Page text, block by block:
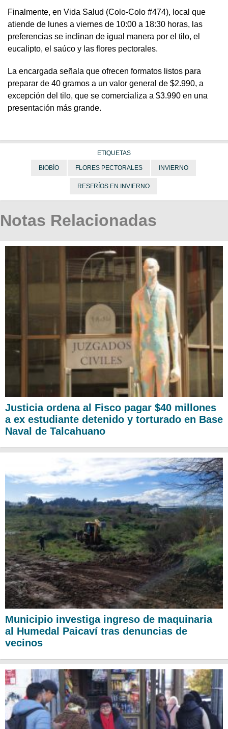
Finalmente, en Vida Salud (Colo-Colo #474), local que
atiende de lunes a viernes de 10:00 a 18:30 horas, las
preferencias se inclinan de igual manera por el tilo, el
eucalipto, el saúco y las flores pectorales.
La encargada señala que ofrecen formatos listos para
preparar de 40 gramos a un valor general de $2.990, a
excepción del tilo, que se comercializa a $3.990 en una
presentación más grande.
ETIQUETAS
BIOBÍO FLORES PECTORALES INVIERNO
RESFRÍOS EN INVIERNO
Notas Relacionadas
Justicia ordena al Fisco pagar $40 millones
a ex estudiante detenido y torturado en Base
Naval de Talcahuano
Municipio investiga ingreso de maquinaria
al Humedal Paicaví tras denuncias de
vecinos